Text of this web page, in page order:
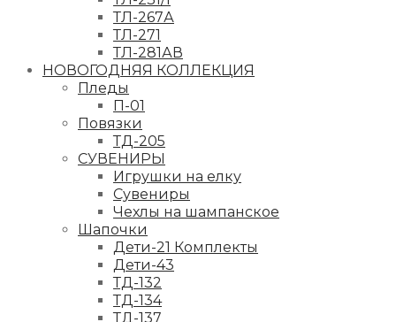
ТЛ-267А
ТЛ-271
ТЛ-281АВ
НОВОГОДНЯЯ КОЛЛЕКЦИЯ
Пледы
П-01
Повязки
ТД-205
СУВЕНИРЫ
Игрушки на елку
Сувениры
Чехлы на шампанское
Шапочки
Дети-21 Комплекты
Дети-43
ТД-132
ТД-134
ТД-137